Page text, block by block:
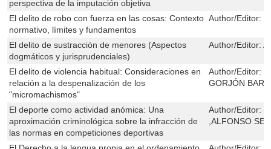
perspectiva de la imputación objetiva
El delito de robo con fuerza en las cosas: Contexto
normativo, límites y fundamentos
Author/Editor:
El delito de sustracción de menores (Aspectos
dogmáticos y jurisprudenciales)
Author/Editor:
El delito de violencia habitual: Consideraciones en
relación a la despenalización de los
"micromachismos"
Author/Editor:
GORJÓN
El deporte como actividad anómica: Una
aproximación criminológica sobre la infracción de
las normas en competiciones deportivas
Author/Editor:
,ALFONSO